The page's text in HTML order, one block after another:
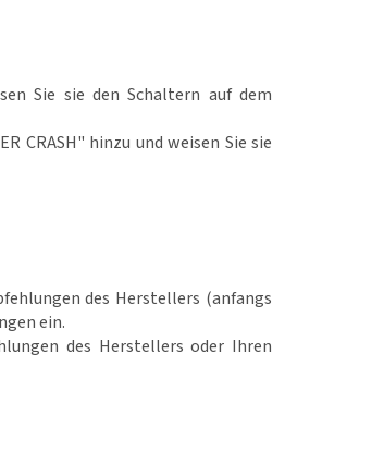
Sie sie den Schaltern auf dem
CRASH" hinzu und weisen Sie sie
des Herstellers (anfangs
ein.
des Herstellers oder Ihren